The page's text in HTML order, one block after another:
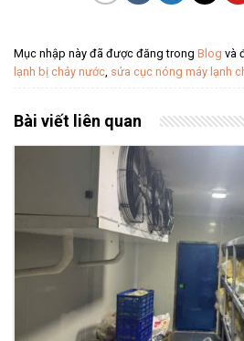
Mục nhập này đã được đăng trong Blog và
lạnh bị chảy nước sửa cục nóng máy lạnh
Bài viết liên quan